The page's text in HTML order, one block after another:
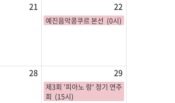
21 22
예진음악콩쿠르 본선 (0시)
28 29
제3회 '피아노 랑' 정기 연주
회 (15시)